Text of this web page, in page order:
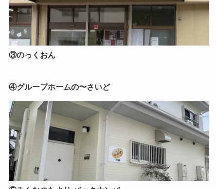
③のっくおん
④グループホームの〜さいど